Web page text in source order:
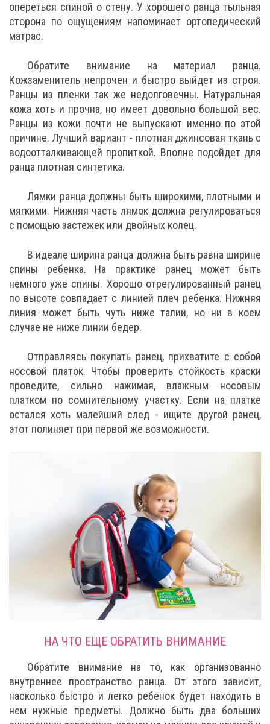
опереться спиной о стену. У хорошего ранца тыльная
сторона по ощущениям напоминает ортопедический
матрас.
Обратите внимание на материал ранца.
Кожзаменитель непрочен и быстро выйдет из строя.
Ранцы из пленки так же недолговечны. Натуральная
кожа хоть и прочна, но имеет довольно большой вес.
Ранцы из кожи почти не выпускают именно по этой
причине. Лучший вариант - плотная джинсовая ткань с
водоотталкивающей пропиткой. Вполне подойдет для
ранца плотная синтетика.
Лямки ранца должны быть широкими, плотными и
мягкими. Нижняя часть лямок должна регулироваться
с помощью застежек или двойных колец.
В идеале ширина ранца должна быть равна ширине
спины ребенка. На практике ранец может быть
немного уже спины. Хорошо отрегулированный ранец
по высоте совпадает с линией плеч ребенка. Нижняя
линия может быть чуть ниже талии, но ни в коем
случае не ниже линии бедер.
Отправляясь покупать ранец, прихватите с собой
носовой платок. Чтобы проверить стойкость краски
проведите, сильно нажимая, влажным носовым
платком по сомнительному участку. Если на платке
остался хоть малейший след - ищите другой ранец,
этот полиняет при первой же возможности.
НА ЧТО ЕЩЕ ОБРАТИТЬ ВНИМАНИЕ
Обратите внимание на то, как организованно
внутреннее пространство ранца. От этого зависит,
насколько быстро и легко ребенок будет находить в
нем нужные предметы. Должно быть два больших